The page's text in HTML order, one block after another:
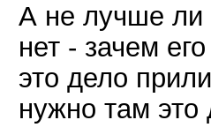
А не лучше ли
нет - зачем
это дело
нужно там это